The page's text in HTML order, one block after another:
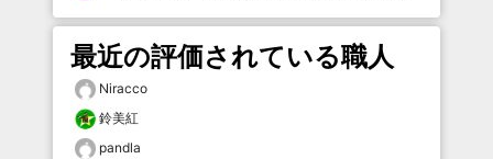
最近の評価されている職人
Niracco
鈴美紅
pandla